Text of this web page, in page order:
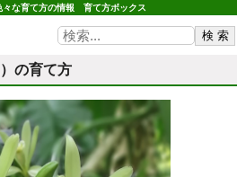
な育て方の情報 育て方ボックス
の育て方